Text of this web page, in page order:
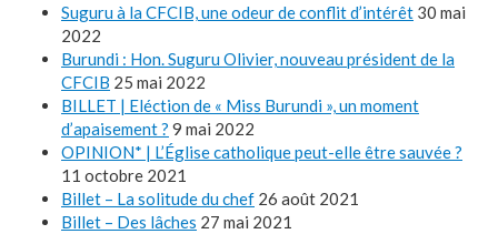
Suguru à la CFCIB, une odeur de conflit d’intérêt 30 mai
2022
Burundi : Hon. Suguru Olivier, nouveau président de la
CFCIB 25 mai 2022
BILLET | Eléction de « Miss Burundi », un moment
d’apaisement ? 9 mai 2022
OPINION* | L’Église catholique peut-elle être sauvée ?
11 octobre 2021
Billet – La solitude du chef 26 août 2021
Billet – Des lâches 27 mai 2021